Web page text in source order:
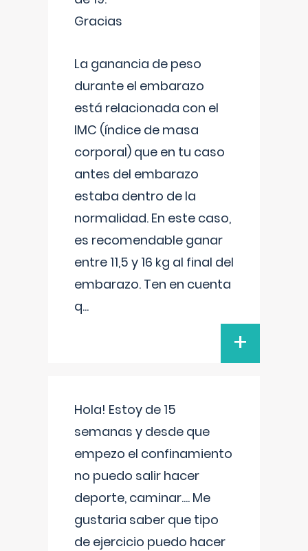
Gracias
La ganancia de peso
durante el embarazo
está relacionada con el
IMC (índice de masa
corporal) que en tu caso
antes del embarazo
estaba dentro de la
normalidad. En este caso,
es recomendable ganar
entre 11,5 y 16 kg al final del
embarazo. Ten en cuenta
q...
+
Hola! Estoy de 15
semanas y desde que
empezo el confinamiento
no puedo salir hacer
deporte, caminar.... Me
gustaria saber que tipo
de ejercicio puedo hacer